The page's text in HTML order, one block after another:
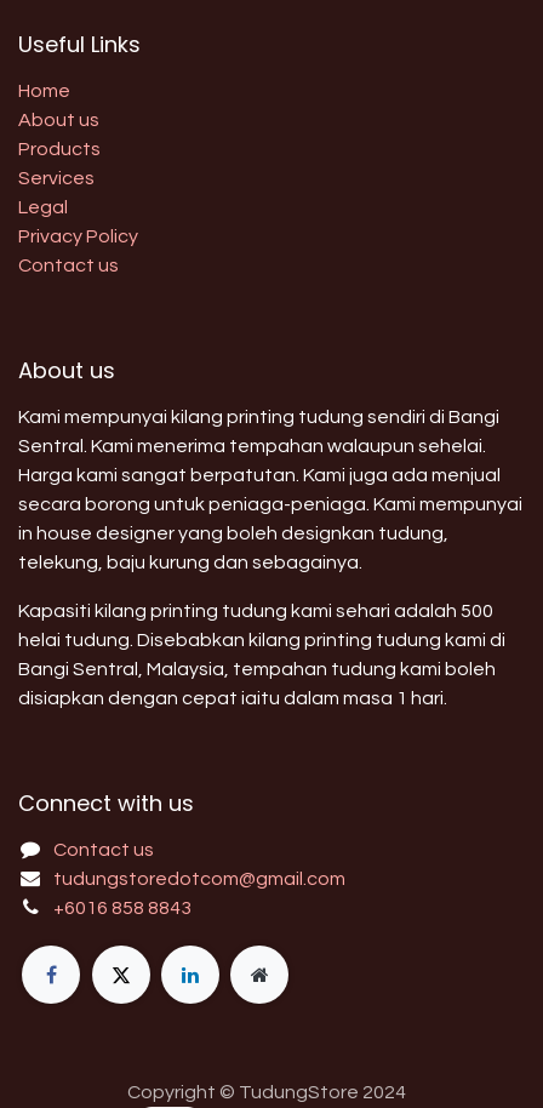
Useful Links
Home
About us
Products
Services
Legal
Privacy Policy
Contact us
About us
Kami mempunyai kilang printing tudung sendiri di Bangi
Sentral. Kami menerima tempahan walaupun sehelai.
Harga kami sangat berpatutan. Kami juga ada menjual
secara borong untuk peniaga-peniaga. Kami mempunyai
in house designer yang boleh designkan tudung,
telekung, baju kurung dan sebagainya.
Kapasiti kilang printing tudung kami sehari adalah 500
helai tudung. Disebabkan kilang printing tudung kami di
Bangi Sentral, Malaysia, tempahan tudung kami boleh
disiapkan dengan cepat iaitu dalam masa 1 hari.
Connect with us
Contact us
tudungstoredotcom@gmail.com
+6016 858 8843
Copyright © TudungStore 2024